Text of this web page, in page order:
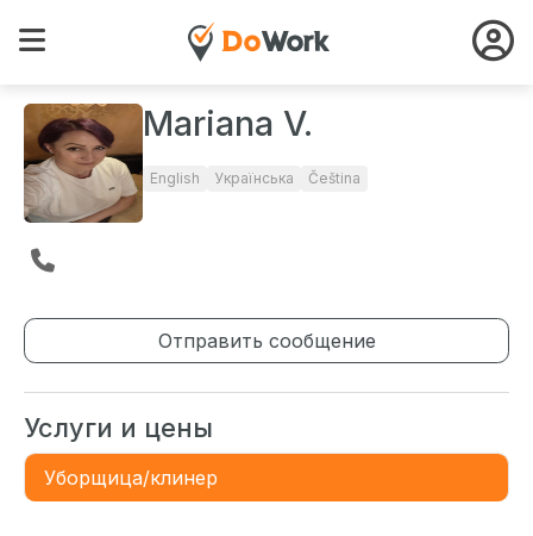
Mariana V.
English Українська Čeština
Отправить сообщение
Услуги и цены
Уборщица/клинер